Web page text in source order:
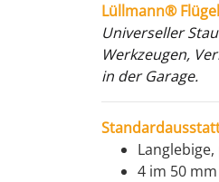
Lüllmann®
Universeller
Werkzeugen,
in der Garage.
4 im 50